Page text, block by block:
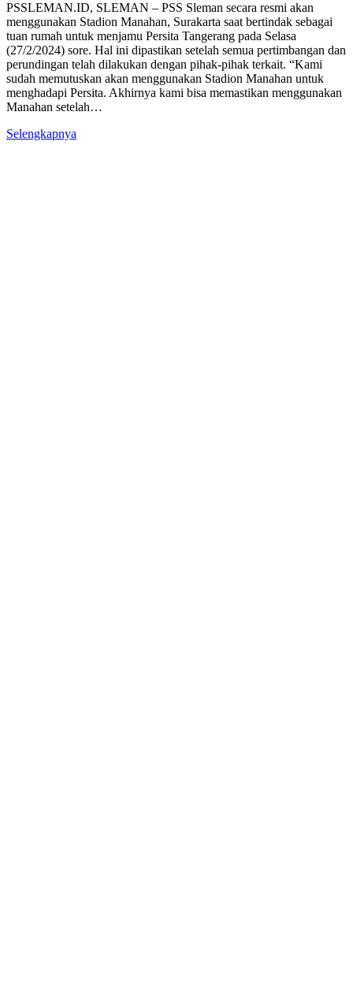
PSSLEMAN.ID, SLEMAN – PSS Sleman secara resmi akan
menggunakan Stadion Manahan, Surakarta saat bertindak sebagai
tuan rumah untuk menjamu Persita Tangerang pada Selasa
(27/2/2024) sore. Hal ini dipastikan setelah semua pertimbangan dan
perundingan telah dilakukan dengan pihak-pihak terkait. “Kami
sudah memutuskan akan menggunakan Stadion Manahan untuk
menghadapi Persita. Akhirnya kami bisa memastikan menggunakan
Manahan setelah…
Selengkapnya